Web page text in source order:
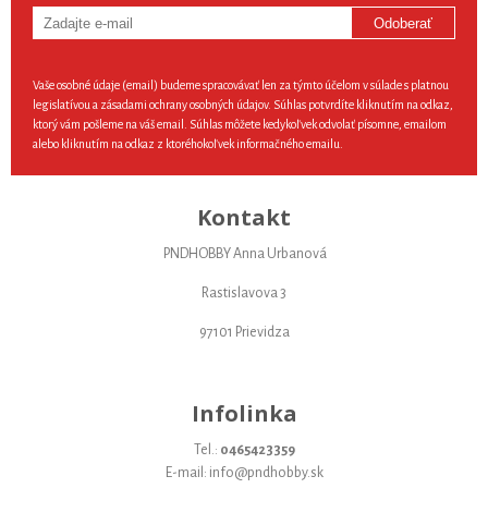
Odoberať
Vaše osobné údaje (email) budeme spracovávať len za týmto účelom v súlade s platnou
legislatívou a zásadami ochrany osobných údajov. Súhlas potvrdíte kliknutím na odkaz,
ktorý vám pošleme na váš email. Súhlas môžete kedykoľvek odvolať písomne, emailom
alebo kliknutím na odkaz z ktoréhokoľvek informačného emailu.
Kontakt
PNDHOBBY Anna Urbanová
Rastislavova 3
97101 Prievidza
Infolinka
Tel.: 0465423359
E-mail: info@pndhobby.sk